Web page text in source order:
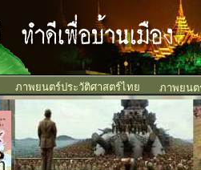
ภาพยนตร์ประวัติศาสตร์ไทย ภาพยนต